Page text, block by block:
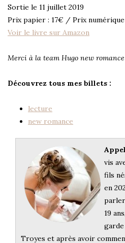
Sortie le 11 juillet 2019
Prix papier : 17€ / Prix numérique
Voir le livre sur Amazon
Merci à la team Hugo new
Découvrez tous mes billets :
lecture
new romance
vis
fils
en
19
Troyes et après avoir